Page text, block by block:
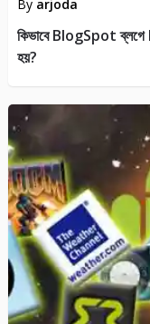
By arjoda
কিভাবে BlogSpot
হয়?